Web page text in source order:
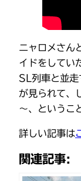
ニャロメさん
イドをしてい
SL列車と並
が見られて、
～、というこ
詳しい記事は
関連記事: